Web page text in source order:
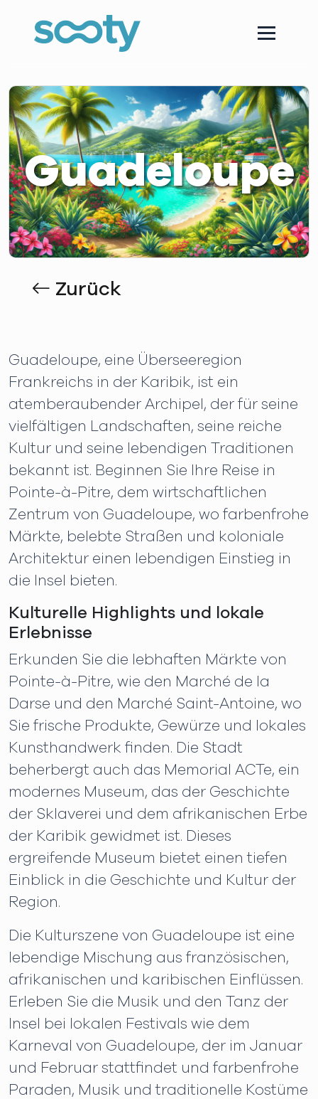
Guadeloupe
Zurück
Guadeloupe, eine Überseeregion
Frankreichs in der Karibik, ist ein
atemberaubender Archipel, der für seine
vielfältigen Landschaften, seine reiche
Kultur und seine lebendigen Traditionen
bekannt ist. Beginnen Sie Ihre Reise in
Pointe-à-Pitre, dem wirtschaftlichen
Zentrum von Guadeloupe, wo farbenfrohe
Märkte, belebte Straßen und koloniale
Architektur einen lebendigen Einstieg in
die Insel bieten.
Kulturelle Highlights und lokale
Erlebnisse
Erkunden Sie die lebhaften Märkte von
Pointe-à-Pitre, wie den Marché de la
Darse und den Marché Saint-Antoine, wo
Sie frische Produkte, Gewürze und lokales
Kunsthandwerk finden. Die Stadt
beherbergt auch das Memorial ACTe, ein
modernes Museum, das der Geschichte
der Sklaverei und dem afrikanischen Erbe
der Karibik gewidmet ist. Dieses
ergreifende Museum bietet einen tiefen
Einblick in die Geschichte und Kultur der
Region.
Die Kulturszene von Guadeloupe ist eine
lebendige Mischung aus französischen,
afrikanischen und karibischen Einflüssen.
Erleben Sie die Musik und den Tanz der
Insel bei lokalen Festivals wie dem
Karneval von Guadeloupe, der im Januar
und Februar stattfindet und farbenfrohe
Paraden, Musik und traditionelle Kostüme